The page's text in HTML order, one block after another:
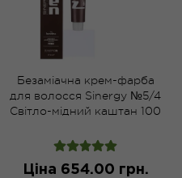
Безаміачна крем-фарба
для волосся Sinergy №5/4
Світло-мідний каштан 100
Ціна 654.00 грн.